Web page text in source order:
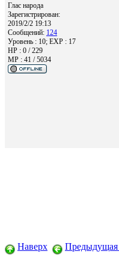
Глас народа
Зарегистрирован:
2019/2/2 19:13
Сообщений: 124
Уровень : 10; EXP : 17
HP : 0 / 229
MP : 41 / 5034
Наверх Предыдущая